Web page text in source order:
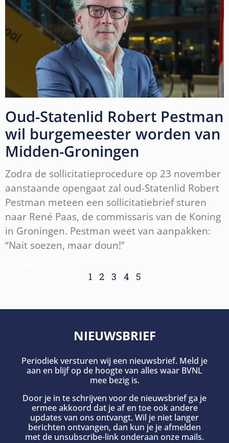
Oud-Statenlid Robert Pestman
wil burgemeester worden van
Midden-Groningen
Zodra de sollicitatieprocedure op 23 november
aanstaande opengaat zal oud-Statenlid Robert
Pestman meteen een sollicitatiebrief sturen
naar René Paas, de commissaris van de Koning
in Groningen. Pestman weet van aanpakken:
“Nait soezen, maar doun!”
1 2 3 4 5
NIEUWSBRIEF
Periodiek versturen wij een nieuwsbrief. Meld je
aan en blijf op de hoogte van alles waar BVNL
mee bezig is.
Door je in te schrijven voor de nieuwsbrief ga je
ermee akkoord dat je af en toe ook andere
updates van ons ontvangt. Wil je niet langer
berichten ontvangen, dan kun je je afmelden
met de unsubscribe-link onderaan onze mails.